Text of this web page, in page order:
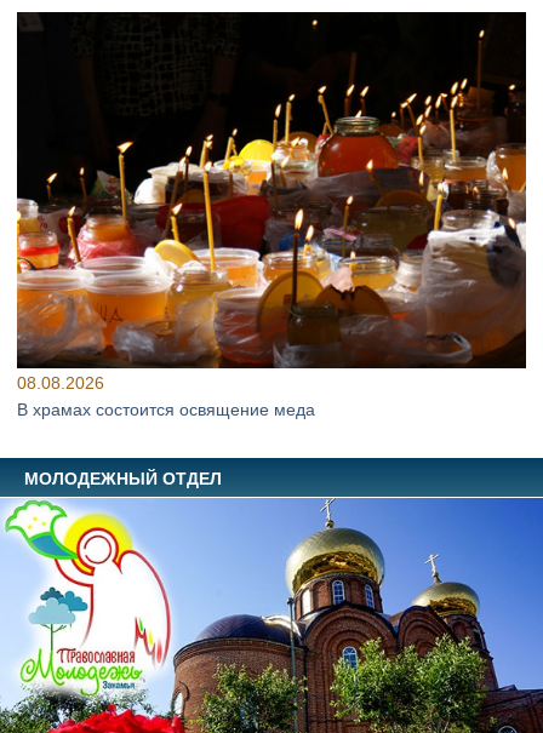
08.08.2026
В храмах состоится освящение меда
МОЛОДЕЖНЫЙ ОТДЕЛ